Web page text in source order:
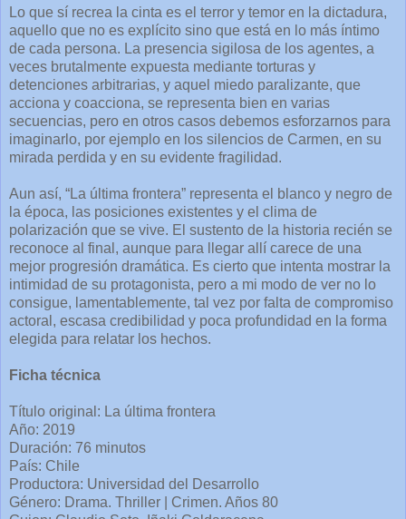
Lo que sí recrea la cinta es el terror y temor en la dictadura,
aquello que no es explícito sino que está en lo más íntimo
de cada persona. La presencia sigilosa de los agentes, a
veces brutalmente expuesta mediante torturas y
detenciones arbitrarias, y aquel miedo paralizante, que
acciona y coacciona, se representa bien en varias
secuencias, pero en otros casos debemos esforzarnos para
imaginarlo, por ejemplo en los silencios de Carmen, en su
mirada perdida y en su evidente fragilidad.
Aun así, “La última frontera” representa el blanco y negro de
la época, las posiciones existentes y el clima de
polarización que se vive. El sustento de la historia recién se
reconoce al final, aunque para llegar allí carece de una
mejor progresión dramática. Es cierto que intenta mostrar la
intimidad de su protagonista, pero a mi modo de ver no lo
consigue, lamentablemente, tal vez por falta de compromiso
actoral, escasa credibilidad y poca profundidad en la forma
elegida para relatar los hechos.
Ficha técnica
Título original: La última frontera
Año: 2019
Duración: 76 minutos
País: Chile
Productora: Universidad del Desarrollo
Género: Drama. Thriller | Crimen. Años 80